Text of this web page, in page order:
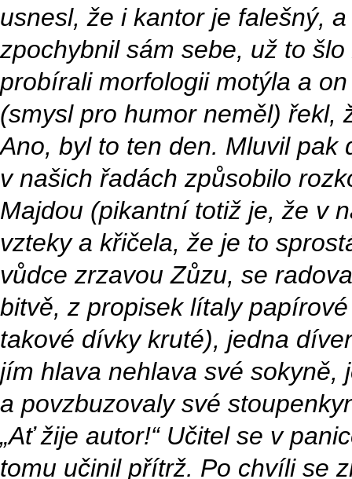
usnesl, že i kantor je falešný,
zpochybnil sám sebe, už to
probírali morfologii motýla a
(smysl pro humor neměl) řekl,
Ano, byl to ten den. Mluvil pak
v našich řadách způsobilo
Majdou (pikantní totiž je, že v
vzteky a křičela, že je to
vůdce zrzavou Zůzu, se
bitvě, z propisek lítaly
takové dívky kruté), jedna
jím hlava nehlava své sokyně,
a povzbuzovaly své
„Ať žije autor!“ Učitel se v
tomu učinil přítrž. Po chvíli se